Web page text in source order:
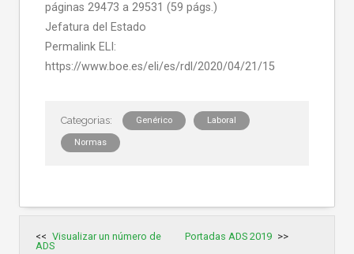
páginas 29473 a 29531 (59 págs.)
Jefatura del Estado
Permalink ELI:
https://www.boe.es/eli/es/rdl/2020/04/21/15
Genérico Laboral
Normas
de
entradas
Visualizar un número de
ADS
Portadas ADS 2019